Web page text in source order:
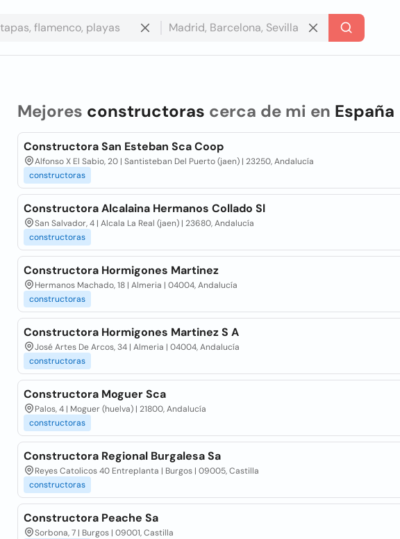
Mejores constructoras cerca de mi en España
Constructora San Esteban Sca Coop
Alfonso X El Sabio, 20 | Santisteban Del Puerto (jaen) | 23250, Andalucía
constructoras
Constructora Alcalaina Hermanos Collado Sl
San Salvador, 4 | Alcala La Real (jaen) | 23680, Andalucía
constructoras
Constructora Hormigones Martinez
Hermanos Machado, 18 | Almeria | 04004, Andalucía
constructoras
Constructora Hormigones Martinez S A
José Artes De Arcos, 34 | Almeria | 04004, Andalucía
constructoras
Constructora Moguer Sca
Palos, 4 | Moguer (huelva) | 21800, Andalucía
constructoras
Constructora Regional Burgalesa Sa
Reyes Catolicos 40 Entreplanta | Burgos | 09005, Castilla
constructoras
Constructora Peache Sa
Sorbona, 7 | Burgos | 09001, Castilla